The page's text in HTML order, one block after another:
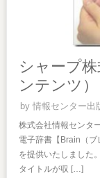
シャープ
ンテンツ）
by情報センター出
株式会社情報センタ
電子辞書【Brain（
を提供いたしました
タイトルが収 […]